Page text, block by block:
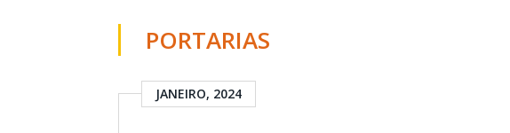
PORTARIAS
JANEIRO, 2024